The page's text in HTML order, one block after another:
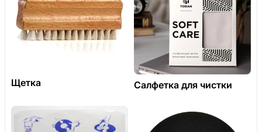
Щетка Салфетка для чистки